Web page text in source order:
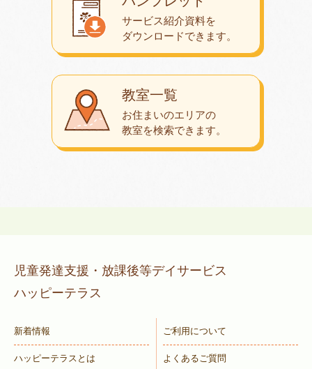
教室一覧
お住まいのエリアの
教室を検索できます。
サービス紹介資料を
ダウンロードできます。
児童発達支援・放課後等デイサービス
ハッピーテラス
新着情報
ハッピーテラスとは
ご利用について
よくあるご質問